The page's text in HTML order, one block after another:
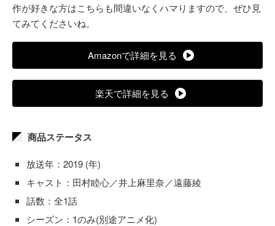
作が好きな方はこちらも間違いなくハマりますので、ぜひ見
てみてくださいね。
Amazonで詳細を見る
楽天で詳細を見る
商品ステータス
放送年：2019 (年)
キャスト：田村睦心／井上麻里奈／遠藤綾
話数：全1話
シーズン：1のみ(別途アニメ化)